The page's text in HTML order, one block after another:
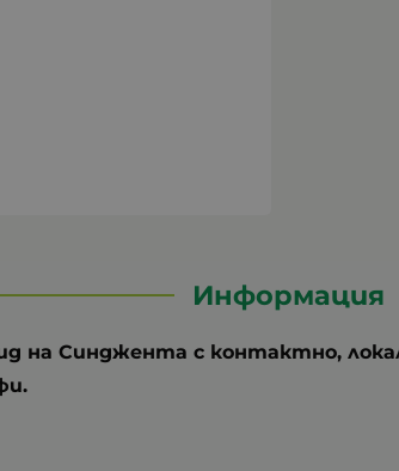
Информация
на Синджента с контактно,